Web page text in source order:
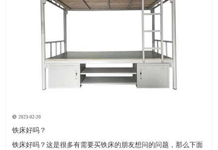
2023-02-20
铁床好吗？
铁床好吗？这是很多有需要买铁床的朋友想问的问题，那么下面